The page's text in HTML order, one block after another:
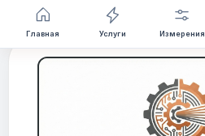
Перейти
Главная Услуги Измерения